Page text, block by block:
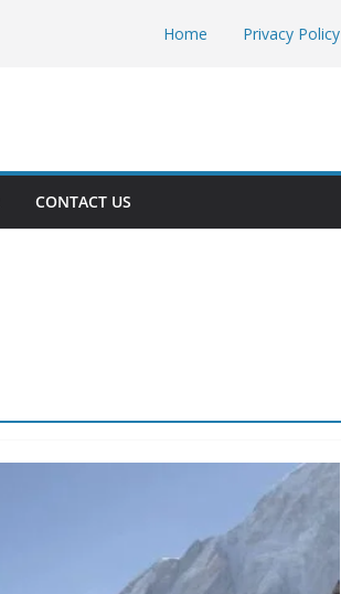
Home Privacy Policy
CONTACT US